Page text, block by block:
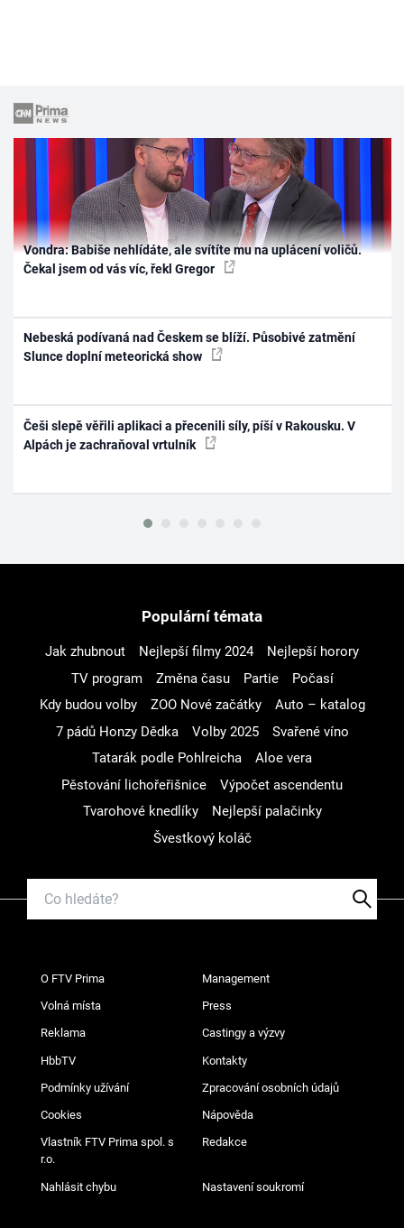
Vondra: Babiše nehlídáte, ale svítíte mu na uplácení voličů.
Čekal jsem od vás víc, řekl Gregor
Nebeská podívaná nad Českem se blíží. Působivé zatmění
Slunce doplní meteorická show
Češi slepě věřili aplikaci a přecenili síly, píší v Rakousku. V
Alpách je zachraňoval vrtulník
Populární témata
Jak zhubnout Nejlepší filmy 2024
Nejlepší horory
TV program
Změna času Partie
Počasí
Kdy budou volby
ZOO Nové začátky
Auto – katalog
7 pádů Honzy Dědka
Volby 2025
Svařené víno
Tatarák podle Pohlreicha
Aloe vera
Pěstování lichořeřišnice
Výpočet ascendentu
Tvarohové knedlíky
Nejlepší palačinky
Švestkový koláč
O FTV Prima Management
Volná místa Press
Reklama Castingy a výzvy
HbbTV Kontakty
Podmínky užívání Zpracování osobních údajů
Cookies Nápověda
Vlastník FTV Prima spol. s
r.o.
Redakce
Nahlásit chybu Nastavení soukromí